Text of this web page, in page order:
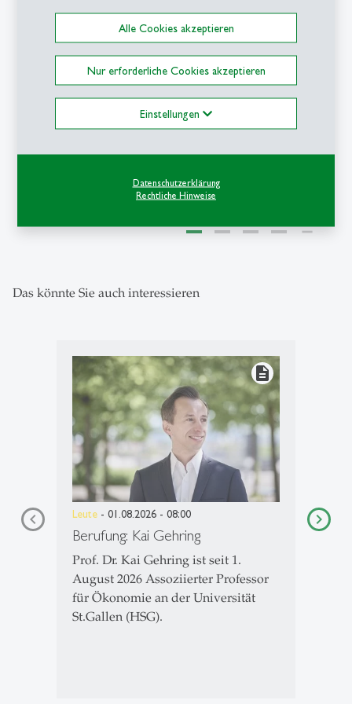
Alle Cookies akzeptieren
Nur erforderliche Cookies akzeptieren
Einstellungen
Datenschutzerklärung
Rechtliche Hinweise
Finanzmärkte der
Zukunft: Der NFT-
Markt als Labor der
Verhaltensökonomie
Das könnte Sie auch interessieren
description
Leute - 01.08.2026 - 08:00
Berufung: Kai Gehring
Prof. Dr. Kai Gehring ist seit 1.
August 2026 Assoziierter Professor
für Ökonomie an der Universität
St.Gallen (HSG).